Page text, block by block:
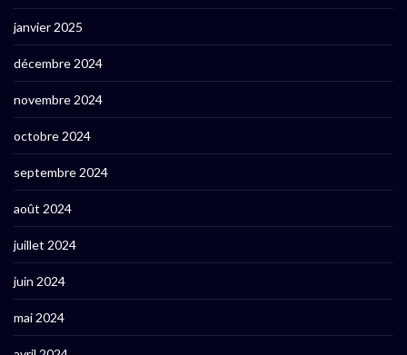
janvier 2025
décembre 2024
novembre 2024
octobre 2024
septembre 2024
août 2024
juillet 2024
juin 2024
mai 2024